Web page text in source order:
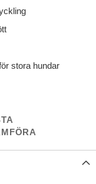
stora hundar